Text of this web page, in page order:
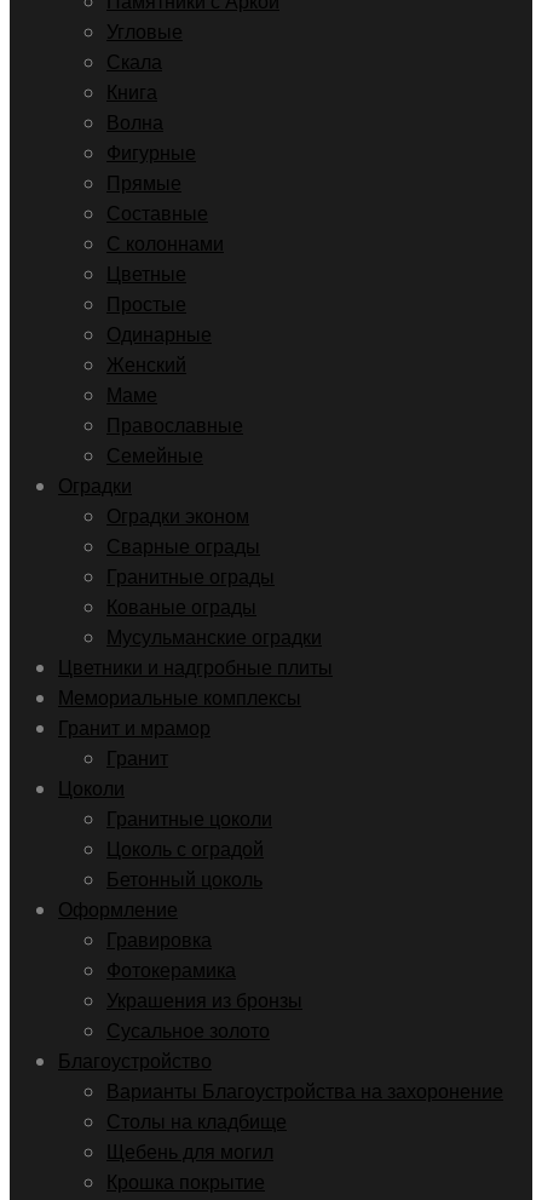
Угловые
Скала
Книга
Волна
Фигурные
Прямые
Составные
С колоннами
Цветные
Простые
Одинарные
Женский
Маме
Православные
Семейные
Оградки
Оградки эконом
Сварные ограды
Гранитные ограды
Кованые ограды
Мусульманские оградки
Цветники и надгробные плиты
Мемориальные комплексы
Гранит и мрамор
Гранит
Цоколи
Гранитные цоколи
Цоколь с оградой
Бетонный цоколь
Оформление
Гравировка
Фотокерамика
Украшения из бронзы
Сусальное золото
Благоустройство
Варианты Благоустройства на захоронение
Столы на кладбище
Щебень для могил
Крошка покрытие